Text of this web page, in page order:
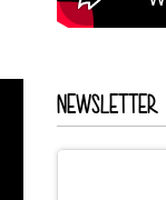
NEWSLETTER